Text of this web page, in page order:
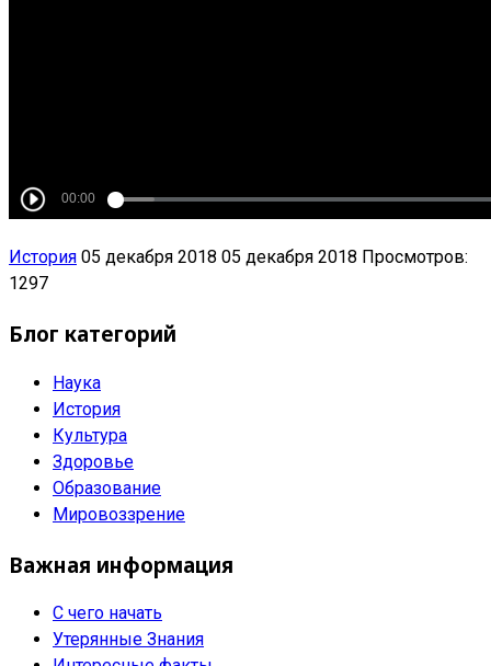
История 05 декабря 2018 05 декабря 2018 Просмотров:
1297
Блог категорий
Наука
История
Культура
Здоровье
Образование
Мировоззрение
Важная информация
С чего начать
Утерянные Знания